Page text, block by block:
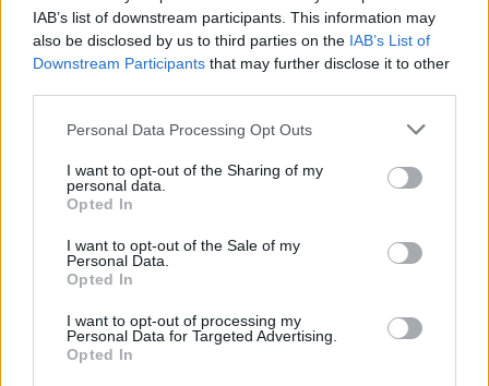
IAB’s list of downstream participants. This information may
also be disclosed by us to third parties on the IAB’s List of
Downstream Participants that may further disclose it to other
Please note that this website/app uses one or more Google
not limited to your visit or usage behaviour. You may click to
grant or deny consent to Google and its third-party tags to
use your data for below specified purposes in below Google
consent section.
Personal Data Processing Opt Outs
I want to opt-out of the Sharing of my
personal data.
Opted In
I want to opt-out of the Sale of my
Personal Data.
Opted In
I want to opt-out of processing my
Personal Data for Targeted Advertising.
Opted In
Felhasználónév
Jelszó
Elfelejtette jelszavát?
Bejelentkezés
faiskola.hu
Kertészeti, kerti termékek és szolgáltatások térképes
KERTÉSZ ÉS KERTÉSZET REGISZTRÁCIÓ